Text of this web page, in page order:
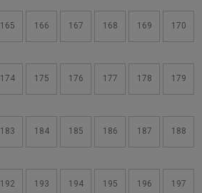
165 166 167 168 169 170
174 175 176 177 178 179
183 184 185 186 187 188
192 193 194 195 196 197